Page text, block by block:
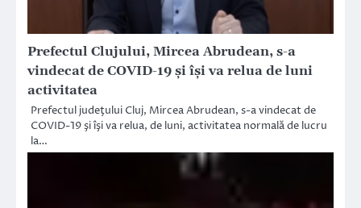
Prefectul Clujului, Mircea Abrudean, s-a
vindecat de COVID-19 și își va relua de luni
activitatea
Prefectul judeţului Cluj, Mircea Abrudean, s-a vindecat de
COVID-19 şi îşi va relua, de luni, activitatea normală de lucru
la…